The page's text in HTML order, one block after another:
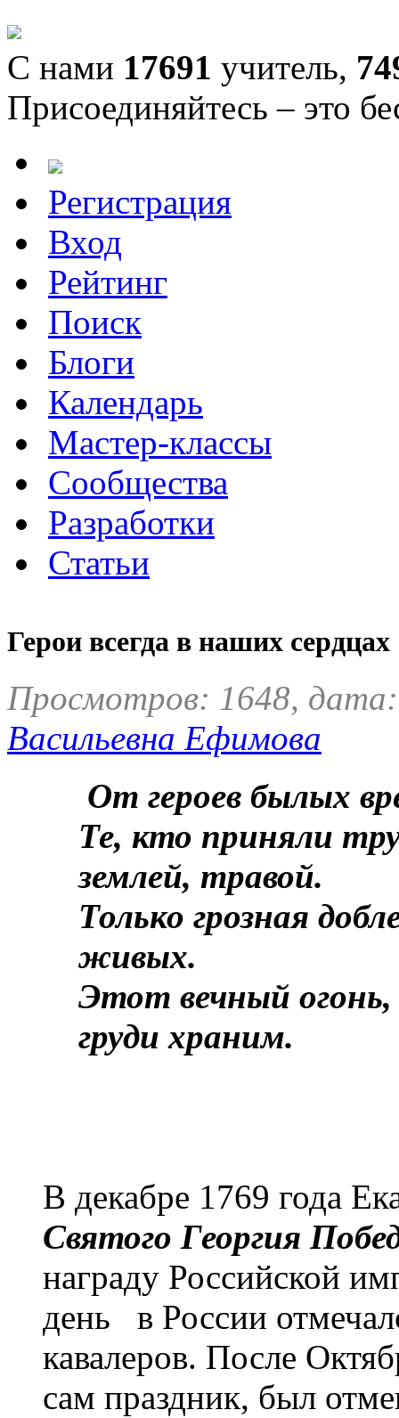
С нами 17691 учитель,
Присоединяйтесь – это
Регистрация
Вход
Рейтинг
Поиск
Блоги
Календарь
Мастер-классы
Сообщества
Разработки
Статьи
Герои всегда в наших сердцах
Просмотров: 1648,
Васильевна Ефимова
От героев былых
Те, кто приняли
землей, травой.
Только грозная
живых.
Этот вечный
груди храним.
В декабре 1769 года
Святого Георгия
награду Российской
день в России
кавалеров. После
сам праздник, был